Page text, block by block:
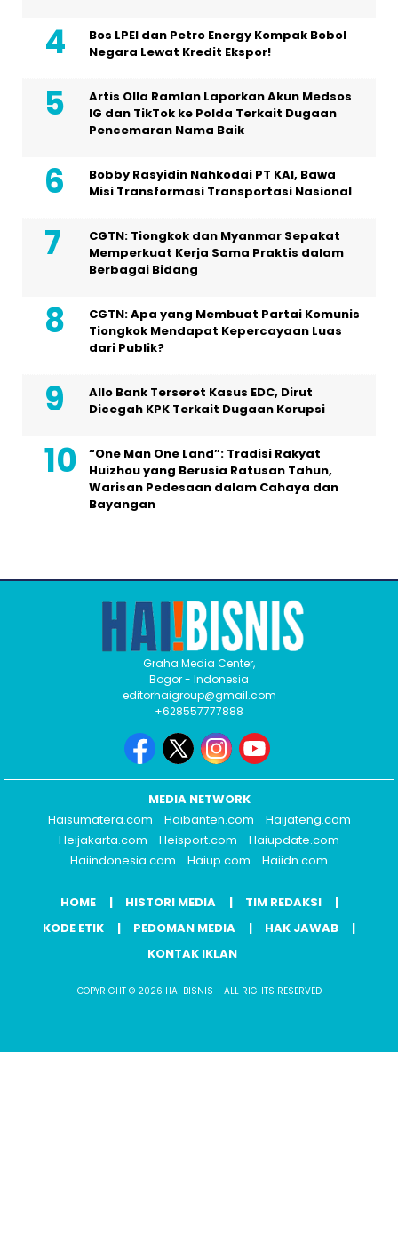
Bos LPEI dan Petro Energy Kompak Bobol
Negara Lewat Kredit Ekspor!
Artis Olla Ramlan Laporkan Akun Medsos
IG dan TikTok ke Polda Terkait Dugaan
Pencemaran Nama Baik
Bobby Rasyidin Nahkodai PT KAI, Bawa
Misi Transformasi Transportasi Nasional
CGTN: Tiongkok dan Myanmar Sepakat
Memperkuat Kerja Sama Praktis dalam
Berbagai Bidang
CGTN: Apa yang Membuat Partai Komunis
Tiongkok Mendapat Kepercayaan Luas
dari Publik?
Allo Bank Terseret Kasus EDC, Dirut
Dicegah KPK Terkait Dugaan Korupsi
“One Man One Land”: Tradisi Rakyat
Huizhou yang Berusia Ratusan Tahun,
Warisan Pedesaan dalam Cahaya dan
Bayangan
Graha Media Center,
Bogor - Indonesia
editorhaigroup@gmail.com
+628557777888
MEDIA NETWORK
Haisumatera.com
Haibanten.com
Haijateng.com
Heijakarta.com
Heisport.com
Haiupdate.com
Haiindonesia.com
Haiup.com Haiidn.com
HOME HISTORI MEDIA
TIM REDAKSI
KODE ETIK
PEDOMAN MEDIA
HAK JAWAB
KONTAK IKLAN
COPYRIGHT © 2026 HAI BISNIS - ALL RIGHTS RESERVED